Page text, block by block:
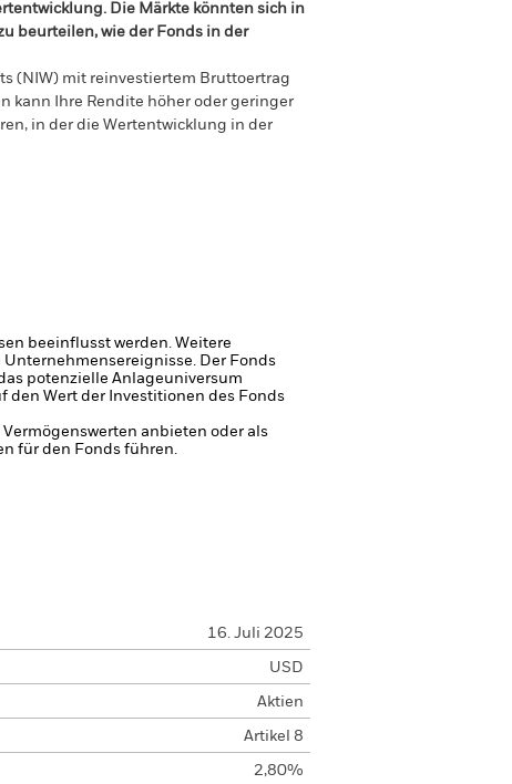
Die Märkte könnten sich in
beurteilen, wie der Fonds in der
(NIW) mit reinvestiertem Bruttoertrag
kann Ihre Rendite höher oder geringer
in der die Wertentwicklung in der
beeinflusst werden. Weitere
Der Fonds
potenzielle Anlageuniversum
den Wert der Investitionen des Fonds
anbieten oder als
für den Fonds führen.
16. Juli 2025
USD
Aktien
Artikel 8
2,80%